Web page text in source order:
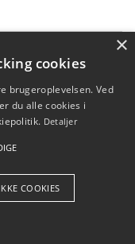
Aps
×
cookies
brugeroplevelsen. Ved
du alle cookies i
Detaljer
COOKIES